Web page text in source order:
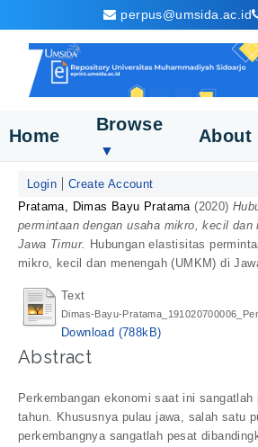
perpus@umsida.ac.id
Home
Browse
▼
About
Login
Create Account
Pratama, Dimas Bayu Pratama(2020)
permintaan dengan usaha mikro, kecil dan
Jawa Timur. Hubungan elastisitas
mikro, kecil dan menengah (UMKM) di
Text
Dimas-Bayu-
Download (788kB)
Abstract
Perkembangan ekonomi saat ini
tahun. Khususnya pulau jawa, salah satu
perkembangnya sangatlah pesat